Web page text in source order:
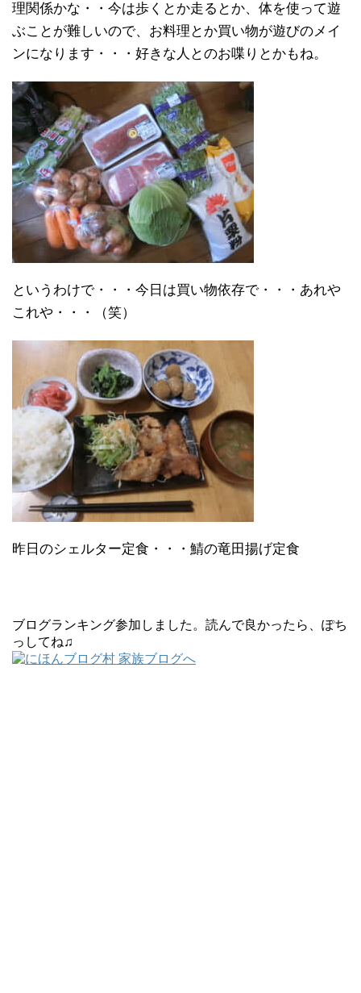
理関係かな・・今は歩くとか走るとか、体を使って遊
ぶことが難しいので、お料理とか買い物が遊びのメイ
ンになります・・・好きな人とのお喋りとかもね。
というわけで・・・今日は買い物依存で・・・あれや
これや・・・（笑）
昨日のシェルター定食・・・鯖の竜田揚げ定食
ブログランキング参加しました。読んで良かったら、ぽち
っしてね♫